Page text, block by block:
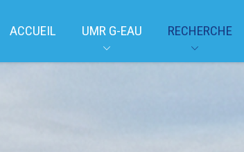
ACCUEIL UMR G-EAU RECHERCHE